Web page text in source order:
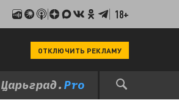
18+
ОТКЛЮЧИТЬ РЕКЛАМУ